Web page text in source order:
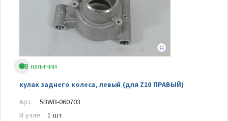
В наличии
кулак заднего колеса, левый (для Z10 ПРАВЫЙ)
Арт.
5BWB-060703
В узле
1 шт.